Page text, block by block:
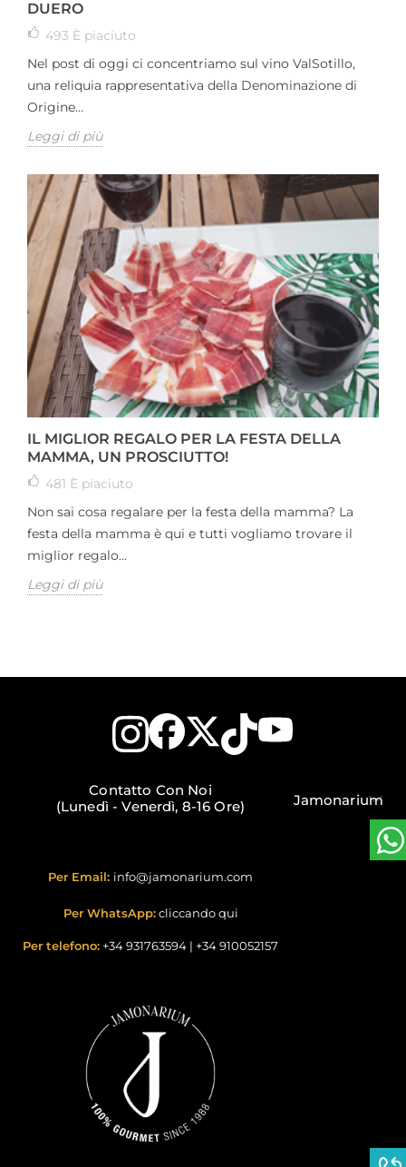
DUERO
493 È piaciuto
Nel post di oggi ci concentriamo sul vino ValSotillo,
una reliquia rappresentativa della Denominazione di
Origine...
Leggi di più
IL MIGLIOR REGALO PER LA FESTA DELLA
MAMMA, UN PROSCIUTTO!
481 È piaciuto
Non sai cosa regalare per la festa della mamma? La
festa della mamma è qui e tutti vogliamo trovare il
miglior regalo...
Leggi di più
Contatto Con Noi
(Lunedì - Venerdì, 8-16 Ore)
Per Email: info@jamonarium.com
Per WhatsApp: cliccando qui
Per telefono: +34 931763594 | +34 910052157
Jamonarium